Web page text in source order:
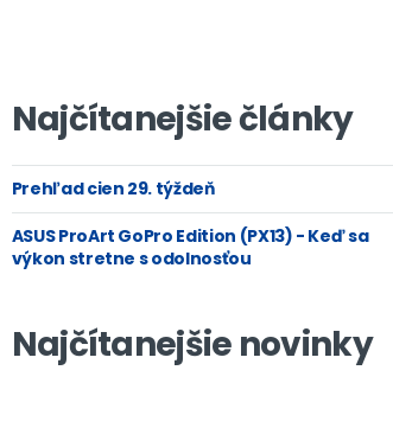
Najčítanejšie články
Prehľad cien 29. týždeň
ASUS ProArt GoPro Edition (PX13) - Keď sa
výkon stretne s odolnosťou
Najčítanejšie novinky